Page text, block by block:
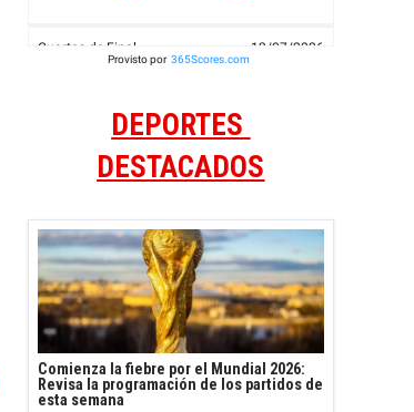
Cuartos de Final 12/07/2026
Cuartos de Final 11/07/2026
Noruega 1 - 2 Inglaterra
Provisto por 365Scores.com
DEPORTES
DESTACADOS
Comienza la fiebre por el Mundial 2026:
Revisa la programación de los partidos de
esta semana